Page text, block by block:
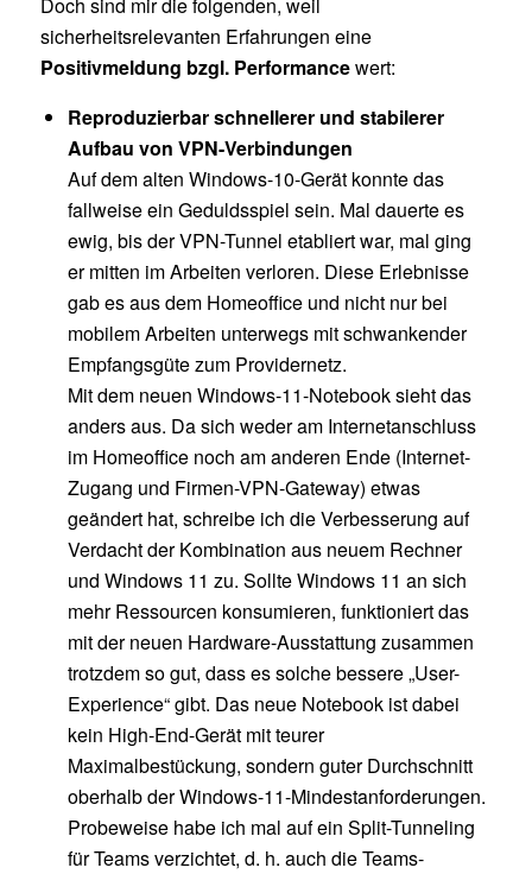
sicherheitsrelevanten Erfahrungen eine
Positivmeldung bzgl. Performancewert:
Reproduzierbar schnellerer und stabilerer
Aufbau von VPN-Verbindungen
Auf dem alten Windows-10-Gerät konnte das
fallweise ein Geduldsspiel sein. Mal dauerte es
ewig, bis der VPN-Tunnel etabliert war, mal ging
er mitten im Arbeiten verloren. Diese Erlebnisse
gab es aus dem Homeoffice und nicht nur bei
mobilem Arbeiten unterwegs mit schwankender
Empfangsgüte zum Providernetz.
Mit dem neuen Windows-11-Notebook sieht das
anders aus. Da sich weder am Internetanschluss
im Homeoffice noch am anderen Ende (Internet-
Zugang und Firmen-VPN-Gateway) etwas
geändert hat, schreibe ich die Verbesserung auf
Verdacht der Kombination aus neuem Rechner
und Windows 11 zu. Sollte Windows 11 an sich
mehr Ressourcen konsumieren, funktioniert das
mit der neuen Hardware-Ausstattung zusammen
trotzdem so gut, dass es solche bessere „User-
Experience“ gibt. Das neue Notebook ist dabei
kein High-End-Gerät mit teurer
Maximalbestückung, sondern guter Durchschnitt
oberhalb der Windows-11-Mindestanforderungen.
Probeweise habe ich mal auf ein Split-Tunneling
für Teams verzichtet, d. h. auch die Teams-